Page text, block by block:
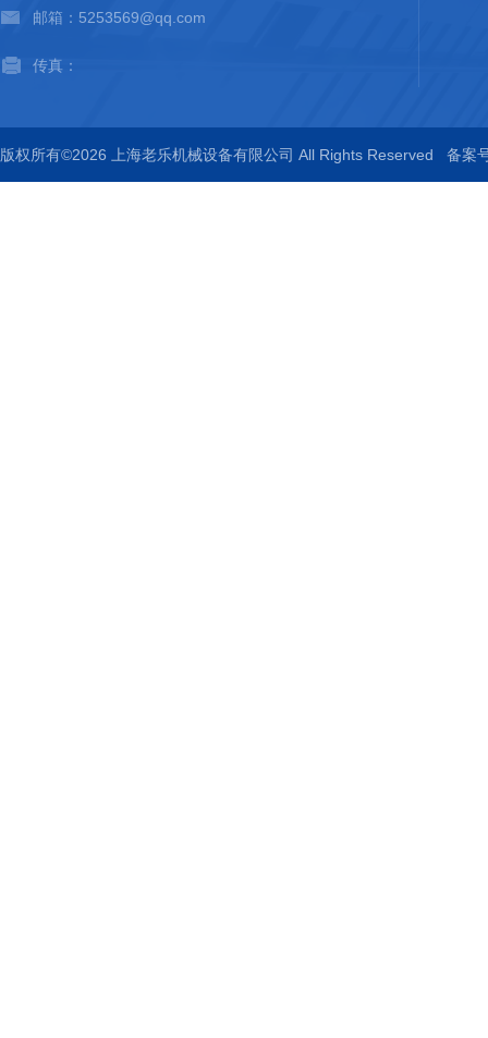
邮箱：5253569@qq.com
传真：
版权所有©2026 上海老乐机械设备有限公司 All Rights Reserved 备案